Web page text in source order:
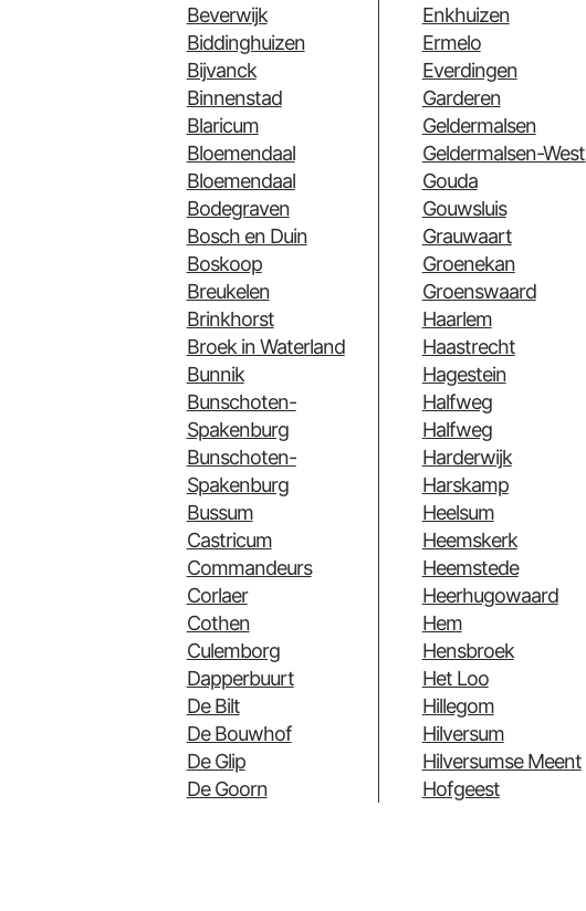
Beverwijk
Biddinghuizen
Bijvanck
Binnenstad
Blaricum
Bloemendaal
Bloemendaal
Bodegraven
Bosch en Duin
Boskoop
Breukelen
Brinkhorst
Broek in Waterland
Bunnik
Bunschoten-
Spakenburg
Bunschoten-
Spakenburg
Bussum
Castricum
Commandeurs
Corlaer
Cothen
Culemborg
Dapperbuurt
De Bilt
De Bouwhof
De Glip
De Goorn
Enkhuizen
Ermelo
Everdingen
Garderen
Geldermalsen
Geldermalsen-West
Gouda
Gouwsluis
Grauwaart
Groenekan
Groenswaard
Haarlem
Haastrecht
Hagestein
Halfweg
Halfweg
Harderwijk
Harskamp
Heelsum
Heemskerk
Heemstede
Heerhugowaard
Hem
Hensbroek
Het Loo
Hillegom
Hilversum
Hilversumse Meent
Hofgeest